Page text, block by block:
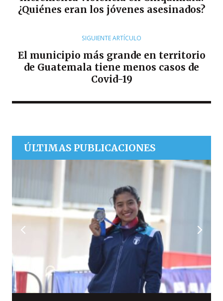
¿Quiénes eran los jóvenes asesinados?
SIGUIENTE ARTÍCULO
El municipio más grande en territorio
de Guatemala tiene menos casos de
Covid-19
ÚLTIMAS PUBLICACIONES